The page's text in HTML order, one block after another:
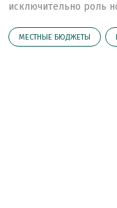
исключительно роль
МЕСТНЫЕ БЮДЖЕТЫ